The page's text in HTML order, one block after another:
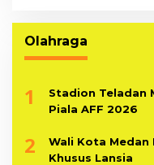
Olahraga
1
Stadion Teladan
Piala AFF 2026
2
Wali Kota
Khusus Lansia